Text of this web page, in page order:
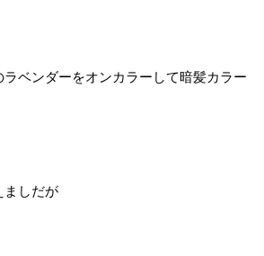
ベンダーをオンカラーして暗髪カラー
ましだが